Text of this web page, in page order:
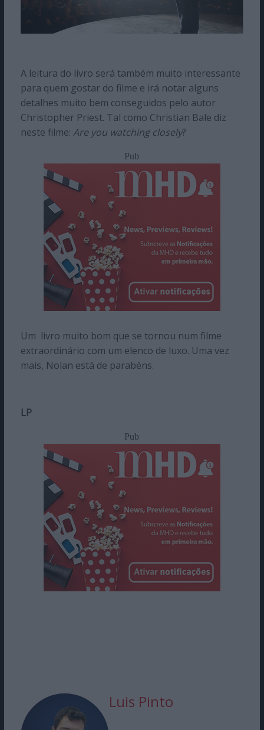
A leitura do livro será também muito interessante
para quem gostar do filme e irá notar alguns
detalhes muito bem conseguidos pelo autor
Christopher Priest. Tal como Christian Bale diz
neste filme: Are you watching closely?
Pub
Um livro muito bom que se tornou num filme
extraordinário com um elenco de luxo. Uma vez
mais, Nolan está de parabéns.
LP
Pub
Luis Pinto